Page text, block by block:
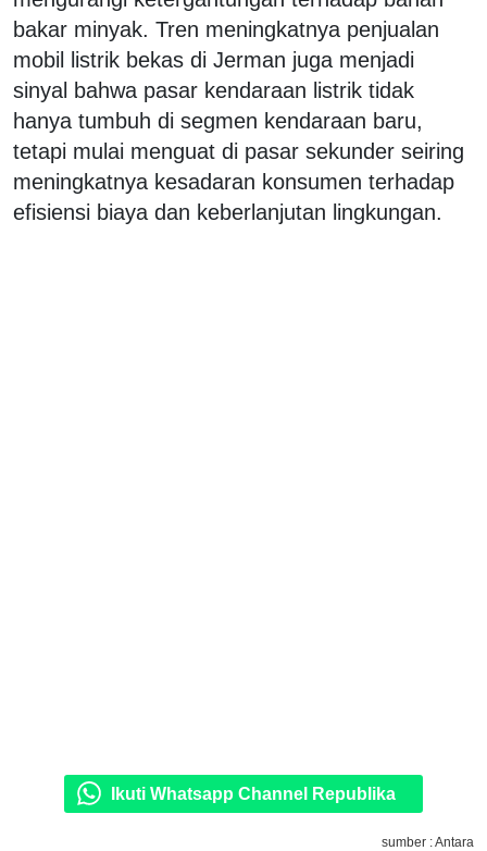
bakar minyak. Tren meningkatnya penjualan
mobil listrik bekas di Jerman juga menjadi
sinyal bahwa pasar kendaraan listrik tidak
hanya tumbuh di segmen kendaraan baru,
tetapi mulai menguat di pasar sekunder seiring
meningkatnya kesadaran konsumen terhadap
efisiensi biaya dan keberlanjutan lingkungan.
Ikuti Whatsapp Channel Republika
sumber : Antara